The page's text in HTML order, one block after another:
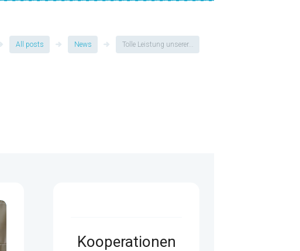
All posts News Tolle Leistung unserer...
Kooperationen